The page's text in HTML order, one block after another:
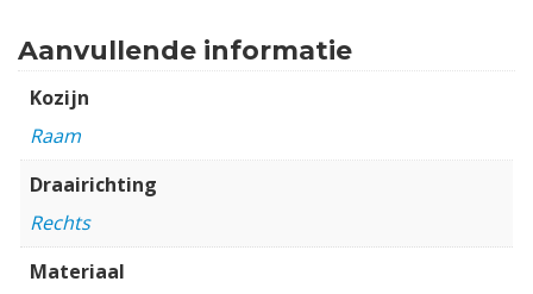
Aanvullende informatie
Kozijn
Raam
Draairichting
Rechts
Materiaal